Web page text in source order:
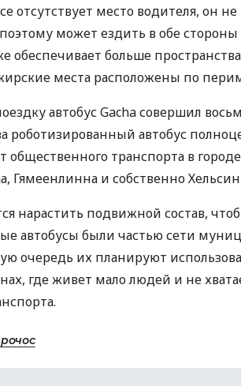
отсутствует место водителя, он
может ездить в обе стороны
обеспечивает больше
места расположены по
автобус Gacha совершил
роботизированный автобус
транспорта в
Гямеенлинна и собственно
нарастить подвижной состав,
автобусы были частью сети
очередь их планируют
где живет мало людей и не